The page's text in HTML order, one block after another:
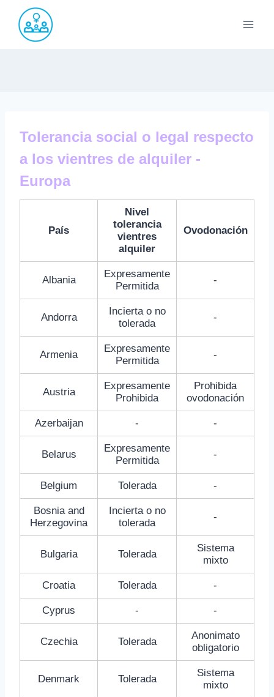
Saltar
contenido
Tolerancia social o legal respecto
a los vientres de alquiler -
Europa
País
Nivel
tolerancia
vientres
alquiler
Ovodonación
Albania
Expresamente
Permitida
-
Andorra
Incierta o no
tolerada
-
Armenia
Expresamente
Permitida
-
Austria
Expresamente
Prohibida
Prohibida
ovodonación
Azerbaijan - -
Belarus
Expresamente
Permitida
-
Belgium Tolerada -
Bosnia and
Herzegovina
Incierta o no
tolerada
-
Bulgaria Tolerada
Sistema
mixto
Croatia Tolerada -
Cyprus - -
Czechia Tolerada
Anonimato
obligatorio
Denmark Tolerada
Sistema
mixto